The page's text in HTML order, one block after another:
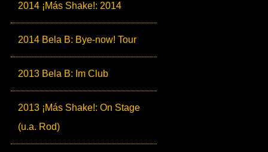
2014 ¡Más Shake!: 2014
2014 Bela B: Bye-now! Tour
2013 Bela B: Im Club
2013 ¡Más Shake!: On Stage
(u.a. Rod)